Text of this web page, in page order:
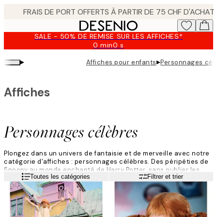
content.SALE - 50% DE REMISE SUR LES AFFICHES*
0 min0 s
Valable
:
▸ Affiches pour enfants▸Personnages
Personnages célèbres
Affiches
Plongez dans un univers de fantaisie et de merveille avec notre
catégorie d'affiches : personnages célèbres. Des péripéties de
Snoopy au monde enchanté de Harry Potter, sans oublier les
histoires attendrissantes de Moomin, chaque affiches rend
hommage à ces personnages emblématiques.
Lire la suiteToutes les catégories Filtrer et trier